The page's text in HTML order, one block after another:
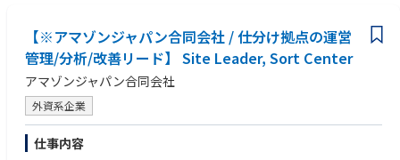
【※アマゾンジャパン合同会社 / 仕分け拠点の運営
管理/分析/改善リード】 Site Leader, Sort Center
アマゾンジャパン合同会社
外資系企業
仕事内容